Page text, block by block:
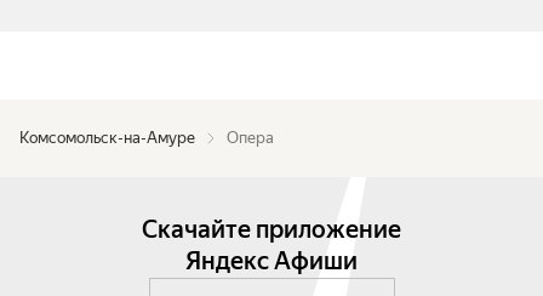
Комсомольск-на-Амуре Опера
Скачайте приложение
Яндекс Афиши